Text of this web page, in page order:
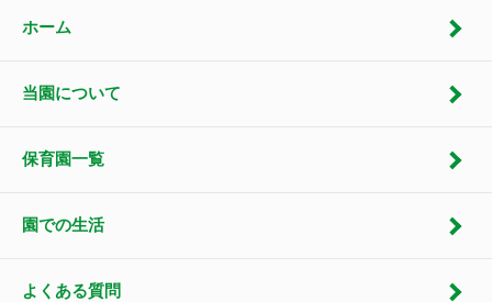
ホーム
当園について
保育園一覧
園での生活
よくある質問